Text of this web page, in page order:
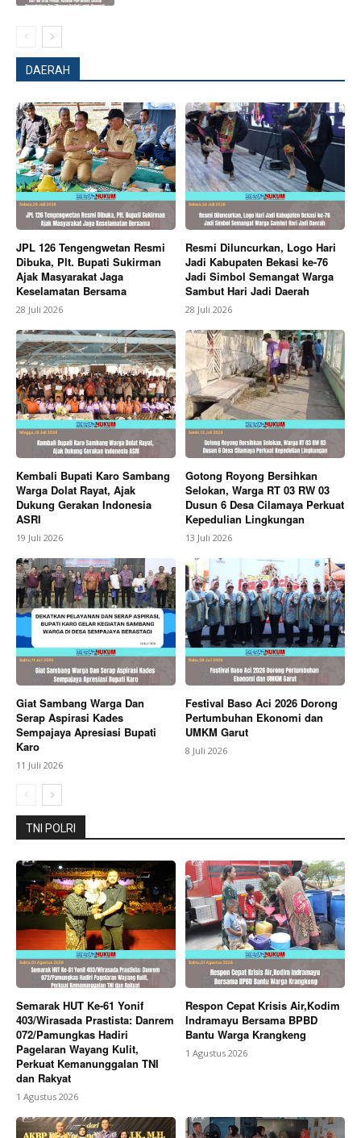
Company
About
Contact us
Subscription Plans
My account
Berita Lainnya Tidak Ditemukan Unsur Korupsi Kejari
Indramayu Menghentikan Penyelidikan Kasus
Korupsi
DAERAH
JPL 126 Tengengwetan Resmi
Dibuka, Plt. Bupati Sukirman
Ajak Masyarakat Jaga
Keselamatan Bersama
28 Juli 2026
Resmi Diluncurkan, Logo Hari
Jadi Kabupaten Bekasi ke-76
Jadi Simbol Semangat Warga
Sambut Hari Jadi Daerah
28 Juli 2026
Kembali Bupati Karo Sambang
Warga Dolat Rayat, Ajak
Dukung Gerakan Indonesia
ASRI
19 Juli 2026
Gotong Royong Bersihkan
Selokan, Warga RT 03 RW 03
Dusun 6 Desa Cilamaya Perkuat
Kepedulian Lingkungan
13 Juli 2026
Giat Sambang Warga Dan
Serap Aspirasi Kades
Sempajaya Apresiasi Bupati
Karo
11 Juli 2026
Festival Baso Aci 2026 Dorong
Pertumbuhan Ekonomi dan
UMKM Garut
8 Juli 2026
TNI POLRI
Semarak HUT Ke-61 Yonif
403/Wirasada Prastista: Danrem
072/Pamungkas Hadiri
Pagelaran Wayang Kulit,
Perkuat Kemanunggalan TNI
dan Rakyat
1 Agustus 2026
Respon Cepat Krisis Air,Kodim
Indramayu Bersama BPBD
Bantu Warga Krangkeng
1 Agustus 2026